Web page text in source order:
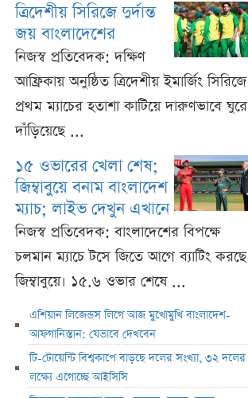
ত্রিদেশীয় সিরিজে দুর্দান্ত
জয় বাংলাদেশের
নিজস্ব প্রতিবেদক: দক্ষিণ
আফ্রিকায় অনুষ্ঠিত ত্রিদেশীয় ইমার্জিং সিরিজে
প্রথম ম্যাচের হতাশা কাটিয়ে দারুণভাবে ঘুরে
দাঁড়িয়েছে ...
১৫ ওভারের খেলা শেষ;
জিম্বাবুয়ে বনাম বাংলাদেশ
ম্যাচ; লাইভ দেখুন এখানে
নিজস্ব প্রতিবেদক: বাংলাদেশের বিপক্ষে
চলমান ম্যাচে টসে জিতে আগে ব্যাটিং করছে
জিম্বাবুয়ে। ১৫.৬ ওভার শেষে ...
এশিয়ান লিজেন্ডস লিগে আজ মুখোমুখি বাংলাদেশ-
আফগানিস্তান: যেভাবে দেখবেন
টি-টোয়েন্টি বিশ্বকাপে বাড়ছে দলের সংখ্যা, ৩২ দলের
লক্ষ্যে এগোচ্ছে আইসিসি